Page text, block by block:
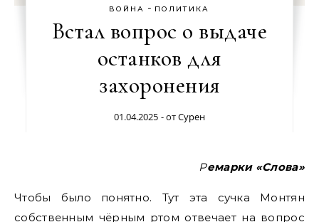
ВОЙНА - ПОЛИТИКА
Встал вопрос о выдаче
останков для
захоронения
01.04.2025 - отСурен
Ремарки «Слова»
Чтобы было понятно. Тут эта сучка Монтян
собственным чёрным ртом отвечает на вопрос